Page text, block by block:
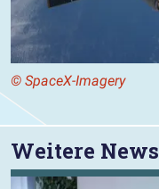
© SpaceX-Imagery
Weitere News